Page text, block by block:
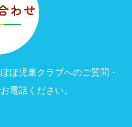
わせ
ぽ児童クラブへのご質問・
電話ください。